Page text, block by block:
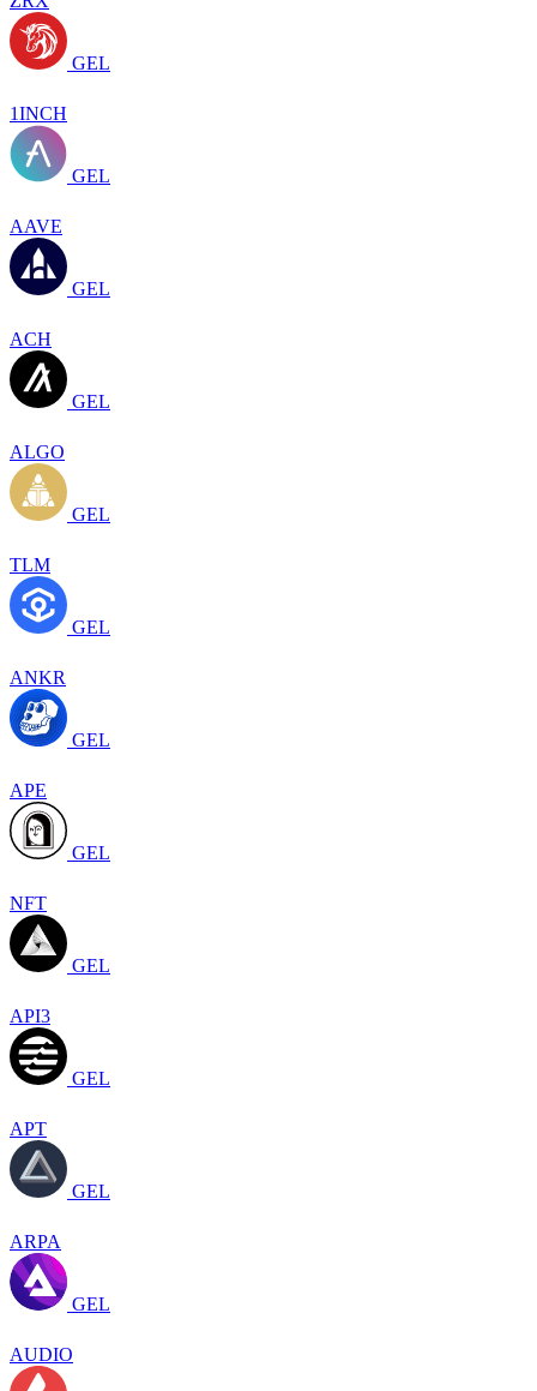
GEL
1INCH
GEL
AAVE
GEL
ACH
GEL
ALGO
GEL
TLM
GEL
ANKR
GEL
APE
GEL
NFT
GEL
API3
GEL
APT
GEL
ARPA
GEL
AUDIO